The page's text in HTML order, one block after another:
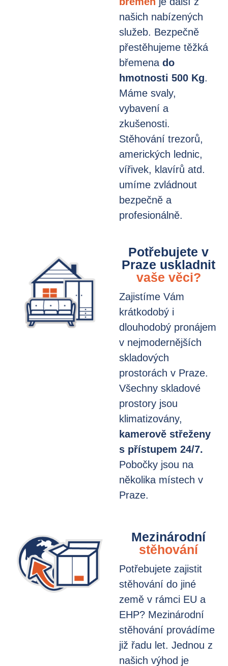
našich nabízených
služeb. Bezpečně
přestěhujeme těžká
břemena do
hmotnosti 500 Kg.
Máme svaly,
vybavení a
zkušenosti.
Stěhování trezorů,
amerických lednic,
vířivek, klavírů atd.
umíme zvládnout
bezpečně a
profesionálně.
Potřebujete v
Praze uskladnit
vaše věci?
Zajistíme Vám
krátkodobý i
dlouhodobý pronájem
v nejmodernějších
skladových
prostorách v Praze.
Všechny skladové
prostory jsou
klimatizovány,
kamerově střeženy
s přístupem 24/7.
Pobočky jsou na
několika místech v
Praze.
Mezinárodní
stěhování
Potřebujete zajistit
stěhování do jiné
země v rámci EU a
EHP? Mezinárodní
stěhování provádíme
již řadu let. Jednou z
našich výhod je